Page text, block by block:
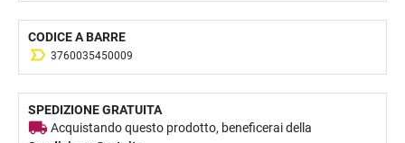
CODICE A BARRE
3760035450009
SPEDIZIONE GRATUITA
Acquistando questo prodotto, beneficerai della